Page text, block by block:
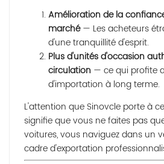
Amélioration de la
marché— Les acheteurs
d'une tranquillité d'esprit.
Plus d'unités d'occasion
circulation — ce qui profite
d'importation à long terme.
L'attention que Sinovcle porte à
signifie que vous ne faites pas
voitures, vous naviguez dans un
cadre d'exportation